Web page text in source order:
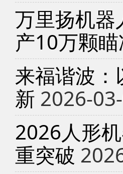
万里扬机
产10万颗
来福谐波
新 2026-
2026人形
重突破